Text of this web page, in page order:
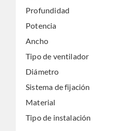
Profundidad
Potencia
Ancho
Tipo de ventilador
Diámetro
Sistema de fijación
Material
Tipo de instalación